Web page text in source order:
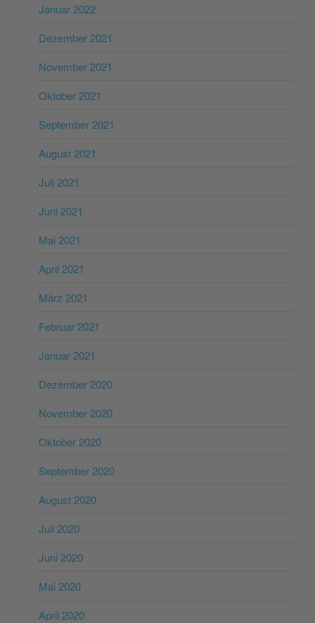
Januar 2022
Dezember 2021
November 2021
Oktober 2021
September 2021
August 2021
Juli 2021
Juni 2021
Mai 2021
April 2021
März 2021
Februar 2021
Januar 2021
Dezember 2020
November 2020
Oktober 2020
September 2020
August 2020
Juli 2020
Juni 2020
Mai 2020
April 2020